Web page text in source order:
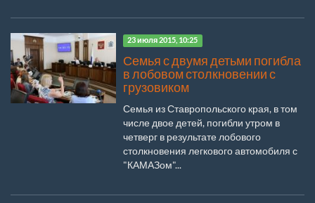
23 июля 2015, 10:25
Семья с двумя детьми погибла
в лобовом столкновении с
грузовиком
Семья из Ставропольского края, в том
числе двое детей, погибли утром в
четверг в результате лобового
столкновения легкового автомобиля с
"КАМАЗом"...